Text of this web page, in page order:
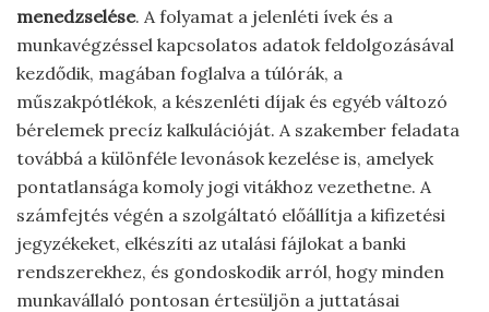
menedzselése. A folyamat a jelenléti ívek és a
munkavégzéssel kapcsolatos adatok feldolgozásával
kezdődik, magában foglalva a túlórák, a
műszakpótlékok, a készenléti díjak és egyéb változó
bérelemek precíz kalkulációját. A szakember feladata
továbbá a különféle levonások kezelése is, amelyek
pontatlansága komoly jogi vitákhoz vezethetne. A
számfejtés végén a szolgáltató előállítja a kifizetési
jegyzékeket, elkészíti az utalási fájlokat a banki
rendszerekhez, és gondoskodik arról, hogy minden
munkavállaló pontosan értesüljön a juttatásai